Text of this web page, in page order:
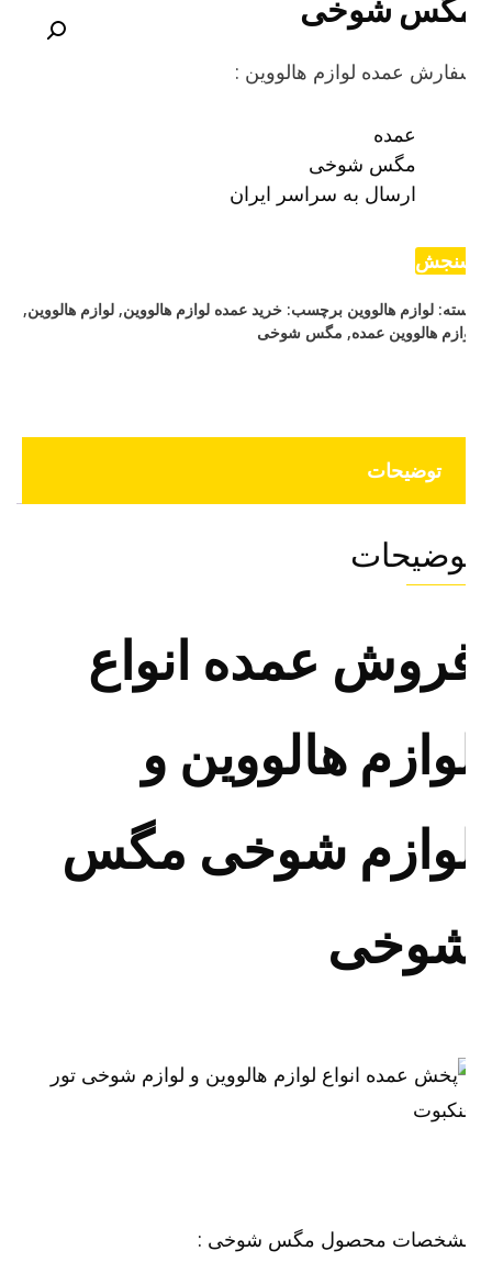
شوخی
عمده لوازم هالووین :
عمده
مگس شوخی
ارسال به سراسر ایران
لوازم هالووین برچسب:خرید عمده لوازم هالووین,لوازم هالووین,
هالووین عمده,مگس شوخی
توضیحات
عمده انواع
هالووین و
شوخی مگس
محصول مگس شوخی :